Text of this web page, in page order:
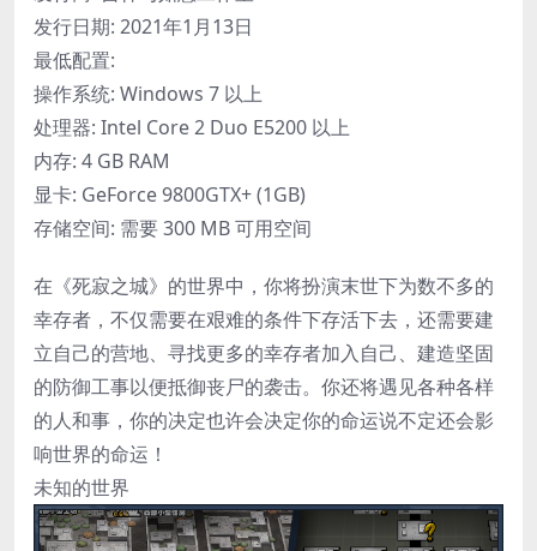
发行日期: 2021年1月13日
最低配置:
操作系统: Windows 7 以上
处理器: Intel Core 2 Duo E5200 以上
内存: 4 GB RAM
显卡: GeForce 9800GTX+ (1GB)
存储空间: 需要 300 MB 可用空间
在《死寂之城》的世界中，你将扮演末世下为数不多的
幸存者，不仅需要在艰难的条件下存活下去，还需要建
立自己的营地、寻找更多的幸存者加入自己、建造坚固
的防御工事以便抵御丧尸的袭击。你还将遇见各种各样
的人和事，你的决定也许会决定你的命运说不定还会影
响世界的命运！
未知的世界